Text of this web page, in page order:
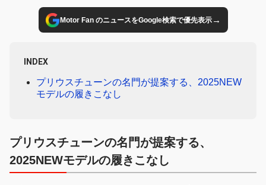
Motor Fan のニュースをGoogle検索で優先表示→
INDEX
プリウスチューンの名門が提案する、2025NEW
モデルの履きこなし
プリウスチューンの名門が提案する、
2025NEWモデルの履きこなし